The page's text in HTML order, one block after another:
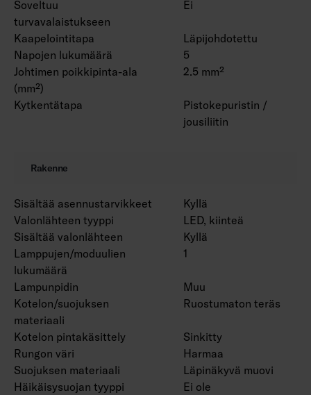
Soveltuu
turvavalaistukseen
Ei
Kaapelointitapa
Läpijohdotettu
Napojen lukumäärä
5
Johtimen poikkipinta-ala
(mm²)
2.5 mm²
Kytkentätapa
Pistokepuristin /
jousiliitin
Rakenne
Sisältää asennustarvikkeet
Kyllä
Valonlähteen tyyppi
LED, kiinteä
Sisältää valonlähteen
Kyllä
Lamppujen/moduulien
lukumäärä
1
Lampunpidin
Muu
Kotelon/suojuksen
materiaali
Ruostumaton teräs
Kotelon pintakäsittely
Sinkitty
Rungon väri
Harmaa
Suojuksen materiaali
Läpinäkyvä muovi
Häikäisysuojan tyyppi
Ei ole